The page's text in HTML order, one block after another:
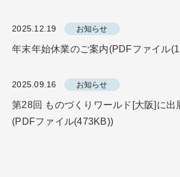
2025.12.19 お知らせ
年末年始休業のご案内(PDFファイル
2025.09.16 お知らせ
第28回 ものづくりワールド[⼤阪]に出
(PDFファイル(473KB))